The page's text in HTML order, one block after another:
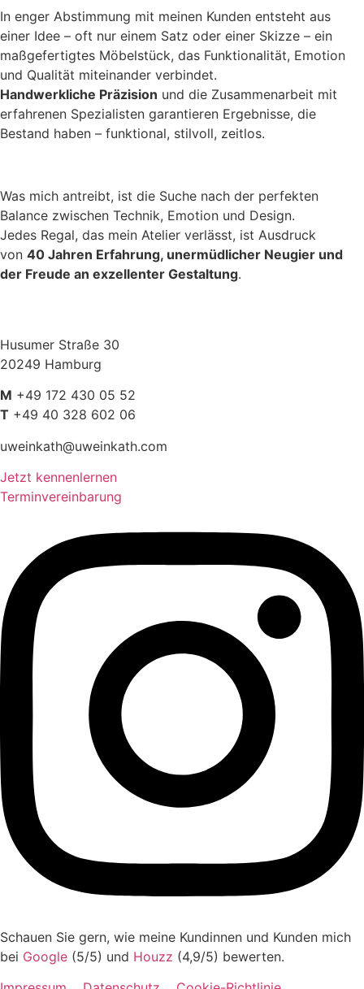
In enger Abstimmung mit meinen Kunden entsteht aus
einer Idee – oft nur einem Satz oder einer Skizze – ein
maßgefertigtes Möbelstück, das Funktionalität, Emotion
und Qualität miteinander verbindet.
Handwerkliche Präzision und die Zusammenarbeit mit
erfahrenen Spezialisten garantieren Ergebnisse, die
Bestand haben – funktional, stilvoll, zeitlos.
Was mich antreibt, ist die Suche nach der perfekten
Balance zwischen Technik, Emotion und Design.
Jedes Regal, das mein Atelier verlässt, ist Ausdruck
von 40 Jahren Erfahrung, unermüdlicher Neugier und
der Freude an exzellenter Gestaltung.
Husumer Straße 30
20249 Hamburg
M +49 172 430 05 52
T +49 40 328 602 06
uweinkath@uweinkath.com
Jetzt kennenlernen
Terminvereinbarung
Schauen Sie gern, wie meine Kundinnen und Kunden mich
bei Google (5/5) und Houzz (4,9/5) bewerten.